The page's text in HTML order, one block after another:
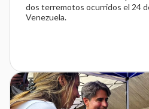
dos terremotos ocurridos el 24
Venezuela.